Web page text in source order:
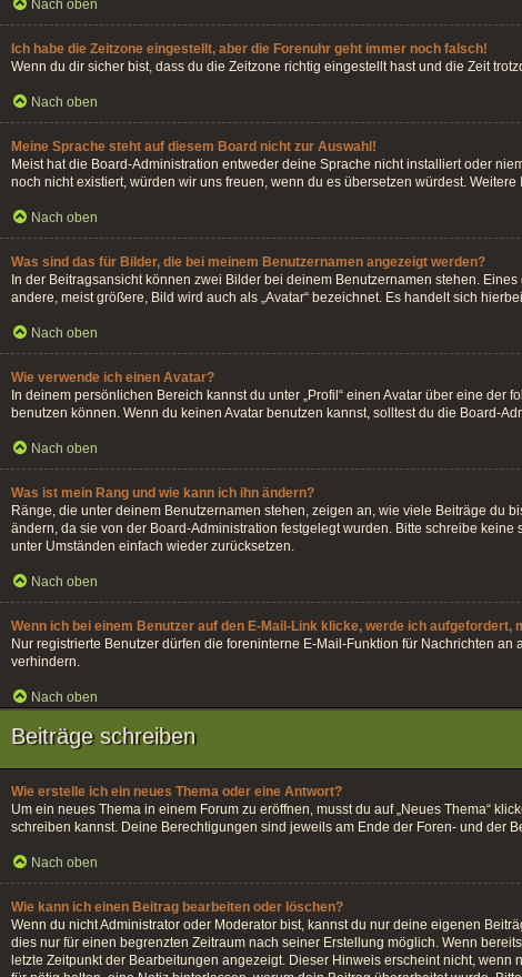
Nach oben
Ich habe die Zeitzone eingestellt, aber die Forenuhr geht immer noch falsch!
Wenn du dir sicher bist, dass du die Zeitzone richtig eingestellt hast und die Zeit
Nach oben
Meine Sprache steht auf diesem Board nicht zur Auswahl!
Meist hat die Board-Administration entweder deine Sprache nicht installiert oder
noch nicht existiert, würden wir uns freuen, wenn du es übersetzen würdest.
Nach oben
Was sind das für Bilder, die bei meinem Benutzernamen angezeigt werden?
In der Beitragsansicht können zwei Bilder bei deinem Benutzernamen stehen.
andere, meist größere, Bild wird auch als „Avatar“ bezeichnet. Es handelt sich
Nach oben
Wie verwende ich einen Avatar?
In deinem persönlichen Bereich kannst du unter „Profil“ einen Avatar über eine
benutzen können. Wenn du keinen Avatar benutzen kannst, solltest du die Board-
Nach oben
Was ist mein Rang und wie kann ich ihn ändern?
Ränge, die unter deinem Benutzernamen stehen, zeigen an, wie viele Beiträge du
ändern, da sie von der Board-Administration festgelegt wurden. Bitte schreibe
unter Umständen einfach wieder zurücksetzen.
Nach oben
Wenn ich bei einem Benutzer auf den E-Mail-Link klicke, werde ich aufgefordert,
Nur registrierte Benutzer dürfen die foreninterne E-Mail-Funktion für Nachrichten
verhindern.
Nach oben
Beiträge schreiben
Wie erstelle ich ein neues Thema oder eine Antwort?
Um ein neues Thema in einem Forum zu eröffnen, musst du auf „Neues Thema“
schreiben kannst. Deine Berechtigungen sind jeweils am Ende der Foren- und der
Nach oben
Wie kann ich einen Beitrag bearbeiten oder löschen?
Wenn du nicht Administrator oder Moderator bist, kannst du nur deine eigenen
dies nur für einen begrenzten Zeitraum nach seiner Erstellung möglich. Wenn
letzte Zeitpunkt der Bearbeitungen angezeigt. Dieser Hinweis erscheint nicht,